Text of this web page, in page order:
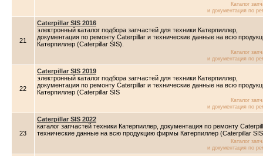
Каталог
и документация по
21
Caterpillar SIS 2016
электронный каталог подбора запчастей для техники Катерпиллер,
документация по ремонту Caterpillar и технические данные на всю
Катерпиллер (Caterpillar SIS).
Каталог
и документация по
22
Caterpillar SIS 2019
электронный каталог подбора запчастей для техники Катерпиллер,
документация по ремонту Caterpillar и технические данные на всю
Катерпиллер (Caterpillar SIS
Каталог
и документация по
23
Caterpillar SIS 2022
каталог запчастей техники Катерпиллер, документация по ремонту
технические данные на всю продукцию фирмы Катерпиллер (Caterpillar
Каталог
и документация по